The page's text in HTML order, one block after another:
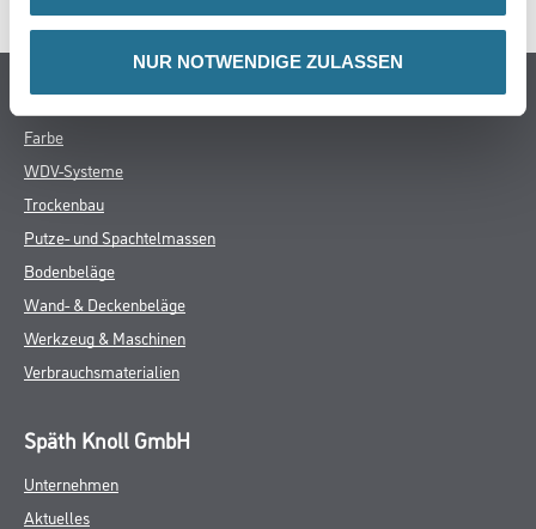
NUR NOTWENDIGE ZULASSEN
Online-Shop
Farbe
WDV-Systeme
Trockenbau
Putze- und Spachtelmassen
Bodenbeläge
Wand- & Deckenbeläge
Werkzeug & Maschinen
Verbrauchsmaterialien
Späth Knoll GmbH
Unternehmen
Aktuelles